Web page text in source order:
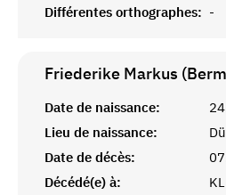
Différentes orthographes: -
Friederike Markus
Date de naissance:
Lieu de naissance:
Date de décès:
Décédé(e) à: